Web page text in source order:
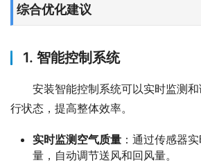
综合优化建议
1. 智能控制系统
安装智能控制系统可以实时监测
行状态，提高整体效率。
实时监测空气质量 ：通过传感器
量，自动调节送风和回风量。